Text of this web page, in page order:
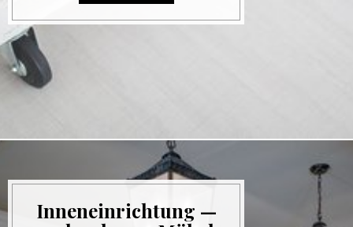
Inneneinrichtung —